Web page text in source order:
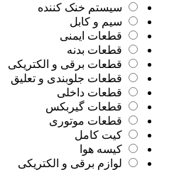
سیستم خنک کننده
سیم و کابل
قطعات ایمنی
قطعات بدنه
قطعات برقی و الکتریکی
قطعات جلوبندی و تعلیق
قطعات داخلی
قطعات گیربکس
قطعات موتوری
کیت کامل
کیسه هوا
لوازم برقی و الکتریکی